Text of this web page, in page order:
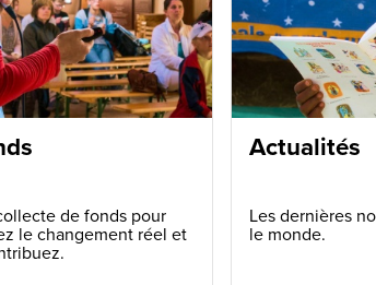
de fonds pour
le changement réel et
Actualités
Les dernières
le monde.